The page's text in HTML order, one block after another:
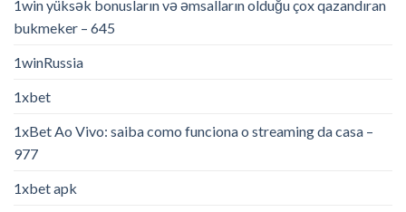
1win yüksək bonusların və əmsalların olduğu çox qazandıran
bukmeker – 645
1winRussia
1xbet
1xBet Ao Vivo: saiba como funciona o streaming da casa –
977
1xbet apk